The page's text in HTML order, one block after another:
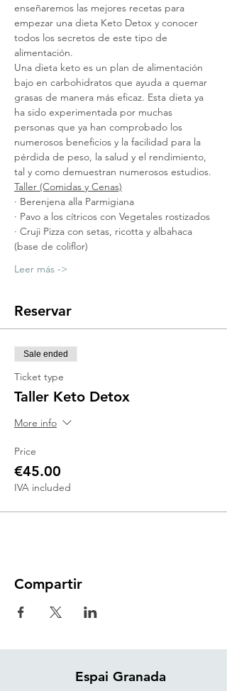
enseñaremos las mejores recetas para
empezar una dieta Keto Detox y conocer
todos los secretos de este tipo de
alimentación.
Una dieta keto es un plan de alimentación
bajo en carbohidratos que ayuda a quemar
grasas de manera más eficaz. Esta dieta ya
ha sido experimentada por muchas
personas que ya han comprobado los
numerosos beneficios y la facilidad para la
pérdida de peso, la salud y el rendimiento,
tal y como demuestran numerosos estudios.
Taller (Comidas y Cenas)
· Berenjena alla Parmigiana
· Pavo a los cítricos con Vegetales rostizados
· Cruji Pizza con setas, ricotta y albahaca
(base de coliflor)
Leer más ->
Reservar
Sale ended
Ticket type
Taller Keto Detox
More info
Price
€45.00
IVA included
Compartir
Espai Granada